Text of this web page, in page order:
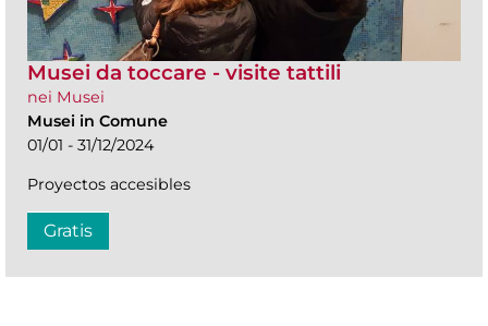
Musei da toccare - visite tattili
nei Musei
Musei in Comune
01/01 - 31/12/2024
Proyectos accesibles
Gratis